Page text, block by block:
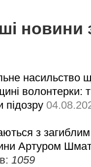
новини
насильство
волонтерки:
підозру
з загиблим
Артуром
1059